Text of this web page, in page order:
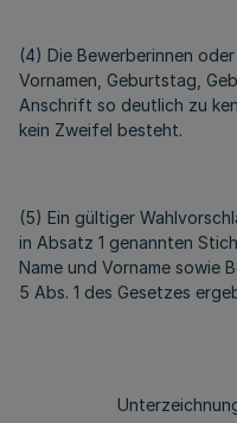
(4) Die Bewerberinnen
Vornamen, Geburtstag,
Anschrift so deutlich zu
kein Zweifel besteht.
(5) Ein gültiger
in Absatz 1 genannten
Name und Vorname sowie
5 Abs. 1 des Gesetzes